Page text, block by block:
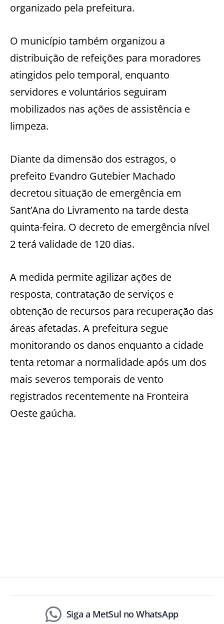
organizado pela prefeitura.
O município também organizou a
distribuição de refeições para moradores
atingidos pelo temporal, enquanto
servidores e voluntários seguiram
mobilizados nas ações de assistência e
limpeza.
Diante da dimensão dos estragos, o
prefeito Evandro Gutebier Machado
decretou situação de emergência em
Sant’Ana do Livramento na tarde desta
quinta-feira. O decreto de emergência nível
2 terá validade de 120 dias.
A medida permite agilizar ações de
resposta, contratação de serviços e
obtenção de recursos para recuperação das
áreas afetadas. A prefeitura segue
monitorando os danos enquanto a cidade
tenta retomar a normalidade após um dos
mais severos temporais de vento
registrados recentemente na Fronteira
Oeste gaúcha.
Siga a MetSul no WhatsApp